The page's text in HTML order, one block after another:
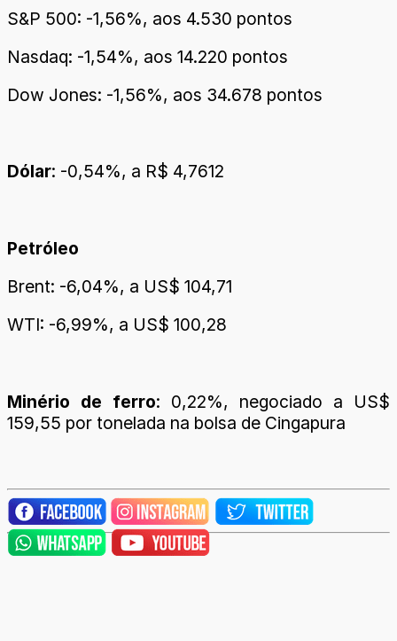
S&P 500: -1,56%, aos 4.530 pontos
Nasdaq: -1,54%, aos 14.220 pontos
Dow Jones: -1,56%, aos 34.678 pontos
Dólar: -0,54%, a R$ 4,7612
Petróleo
Brent: -6,04%, a US$ 104,71
WTI: -6,99%, a US$ 100,28
Minério de ferro: 0,22%, negociado a US$
159,55 por tonelada na bolsa de Cingapura